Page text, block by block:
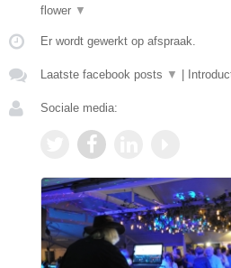
flower ▼
Er wordt gewerkt op afspraak.
Laatste facebook posts ▼
Sociale media: